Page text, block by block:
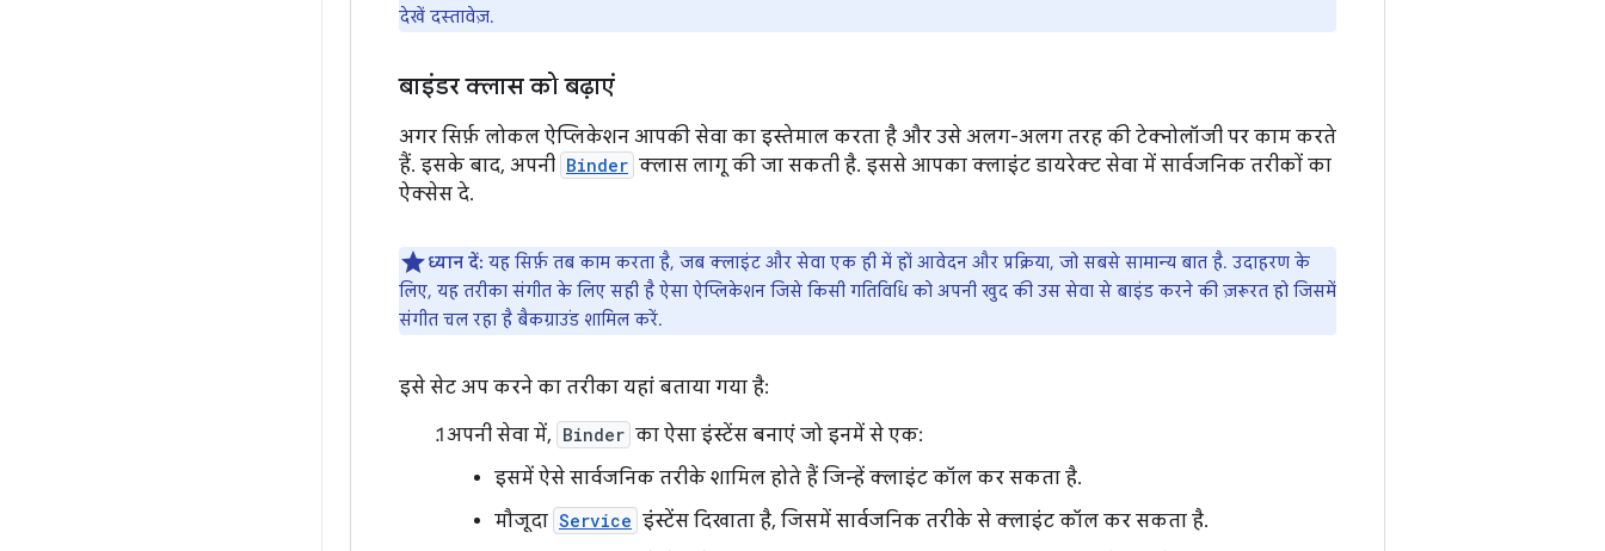
देखें दस्तावेज़.
बाइंडर क्लास को बढ़ाएं
अगर सिर्फ़ लोकल ऐप्लिकेशन आपकी सेवा का इस्तेमाल करता है और उसे अलग-अलग तरह की टेक्नोलॉजी पर काम करते
हैं. इसके बाद, अपनी Binder क्लास लागू की जा सकती है. इससे आपका क्लाइंट डायरेक्ट सेवा में सार्वजनिक तरीकों का
ऐक्सेस दे.
ध्यान दें: यह सिर्फ़ तब काम करता है, जब क्लाइंट और सेवा एक ही में हों आवेदन और प्रक्रिया, जो सबसे सामान्य बात है. उदाहरण के
लिए, यह तरीका संगीत के लिए सही है ऐसा ऐप्लिकेशन जिसे किसी गतिविधि को अपनी खुद की उस सेवा से बाइंड करने की ज़रूरत हो जिसमें
संगीत चल रहा है बैकग्राउंड शामिल करें.
इसे सेट अप करने का तरीका यहां बताया गया है:
अपनी सेवा में, Binder का ऐसा इंस्टेंस बनाएं जो इनमें से एक:
इसमें ऐसे सार्वजनिक तरीके शामिल होते हैं जिन्हें क्लाइंट कॉल कर सकता है.
मौजूदा Service इंस्टेंस दिखाता है, जिसमें सार्वजनिक तरीके से क्लाइंट कॉल कर सकता है.